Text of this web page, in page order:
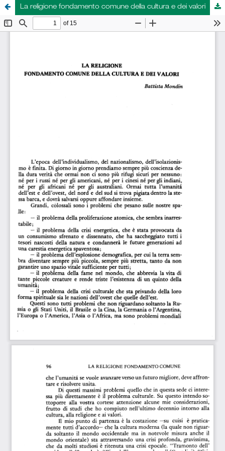
La religione fondamento comune della cultura e dei valori